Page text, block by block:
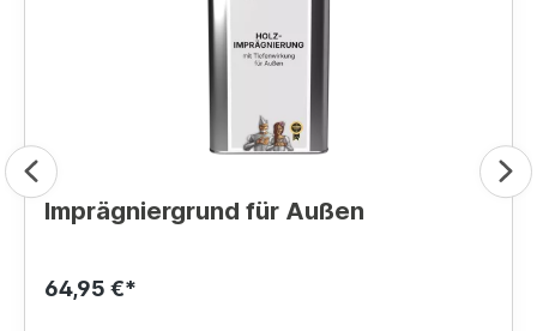
Imprägniergrund für Außen
64,95 €*